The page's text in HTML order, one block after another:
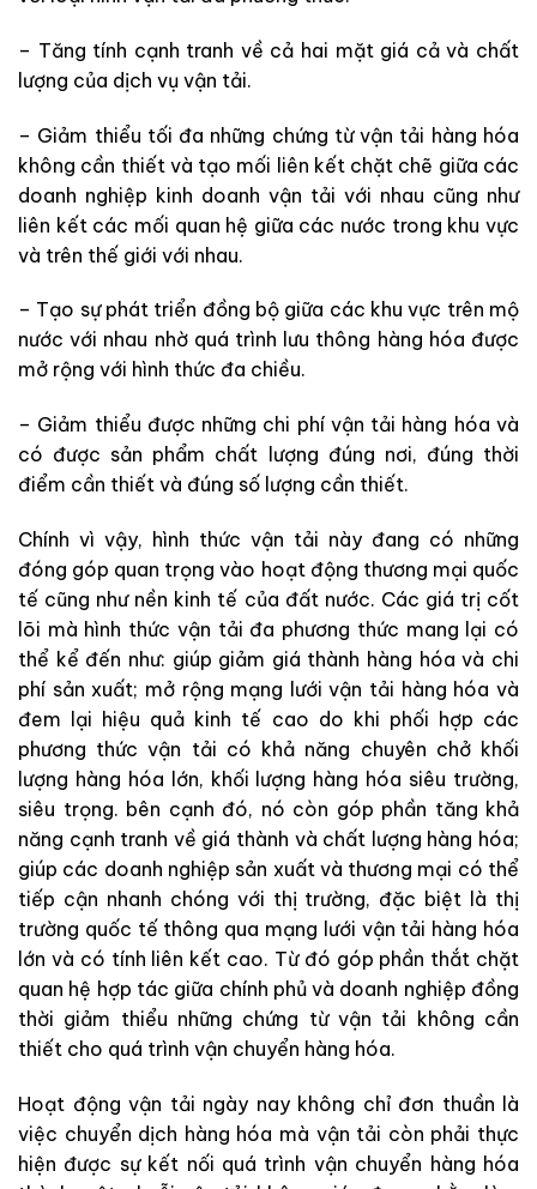
– Tăng tính cạnh tranh về cả hai mặt giá cả và chất
lượng của dịch vụ vận tải.
– Giảm thiểu tối đa những chứng từ vận tải hàng hóa
không cần thiết và tạo mối liên kết chặt chẽ giữa các
doanh nghiệp kinh doanh vận tải với nhau cũng như
liên kết các mối quan hệ giữa các nước trong khu vực
và trên thế giới với nhau.
– Tạo sự phát triển đồng bộ giữa các khu vực trên mộ
nước với nhau nhờ quá trình lưu thông hàng hóa được
mở rộng với hình thức đa chiều.
– Giảm thiểu được những chi phí vận tải hàng hóa và
có được sản phẩm chất lượng đúng nơi, đúng thời
điểm cần thiết và đúng số lượng cần thiết.
Chính vì vậy, hình thức vận tải này đang có những
đóng góp quan trọng vào hoạt động thương mại quốc
tế cũng như nền kinh tế của đất nước. Các giá trị cốt
lõi mà hình thức vận tải đa phương thức mang lại có
thể kể đến như: giúp giảm giá thành hàng hóa và chi
phí sản xuất; mở rộng mạng lưới vận tải hàng hóa và
đem lại hiệu quả kinh tế cao do khi phối hợp các
phương thức vận tải có khả năng chuyên chở khối
lượng hàng hóa lớn, khối lượng hàng hóa siêu trường,
siêu trọng. bên cạnh đó, nó còn góp phần tăng khả
năng cạnh tranh về giá thành và chất lượng hàng hóa;
giúp các doanh nghiệp sản xuất và thương mại có thể
tiếp cận nhanh chóng với thị trường, đặc biệt là thị
trường quốc tế thông qua mạng lưới vận tải hàng hóa
lớn và có tính liên kết cao. Từ đó góp phần thắt chặt
quan hệ hợp tác giữa chính phủ và doanh nghiệp đồng
thời giảm thiểu những chứng từ vận tải không cần
thiết cho quá trình vận chuyển hàng hóa.
Hoạt động vận tải ngày nay không chỉ đơn thuần là
việc chuyển dịch hàng hóa mà vận tải còn phải thực
hiện được sự kết nối quá trình vận chuyển hàng hóa